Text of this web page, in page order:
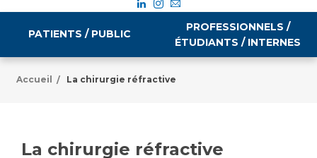
PATIENTS / PUBLIC
PROFESSIONNELS /
ÉTUDIANTS / INTERNES
Emploi / formation
Accueil / La chirurgie réfractive
La chirurgie réfractive